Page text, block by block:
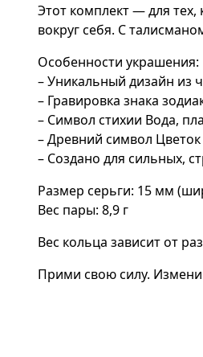
Этот комплект — для тех,
вокруг себя. С
Особенности украшения:
– Уникальный дизайн из
– Гравировка знака
– Символ стихии Вода,
– Древний символ
– Создано для сильных,
Размер серьги: 15 мм
Вес пары: 8,9 г
Вес кольца зависит от
Прими свою силу.